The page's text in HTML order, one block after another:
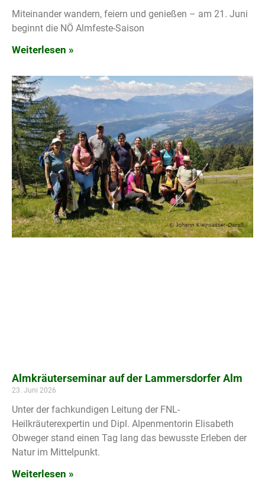
Miteinander wandern, feiern und genießen – am 21. Juni
beginnt die NÖ Almfeste-Saison
Weiterlesen »
Almkräuterseminar auf der Lammersdorfer Alm
23. Juni 2026
Unter der fachkundigen Leitung der FNL-
Heilkräuterexpertin und Dipl. Alpenmentorin Elisabeth
Obweger stand einen Tag lang das bewusste Erleben der
Natur im Mittelpunkt.
Weiterlesen »